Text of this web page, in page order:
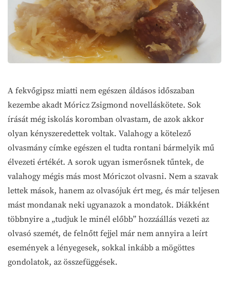
A fekvőgipsz miatti nem egészen áldásos időszaban
kezembe akadt Móricz Zsigmond novelláskötete. Sok
írását még iskolás koromban olvastam, de azok akkor
olyan kényszeredettek voltak. Valahogy a kötelező
olvasmány címke egészen el tudta rontani bármelyik mű
élvezeti értékét. A sorok ugyan ismerősnek tűntek, de
valahogy mégis más most Móriczot olvasni. Nem a szavak
lettek mások, hanem az olvasójuk ért meg, és már teljesen
mást mondanak neki ugyanazok a mondatok. Diákként
többnyire a „tudjuk le minél előbb” hozzáállás vezeti az
olvasó szemét, de felnőtt fejjel már nem annyira a leírt
események a lényegesek, sokkal inkább a mögöttes
gondolatok, az összefüggések.